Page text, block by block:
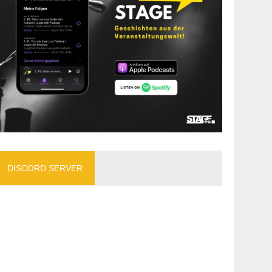
DISCORD SERVER